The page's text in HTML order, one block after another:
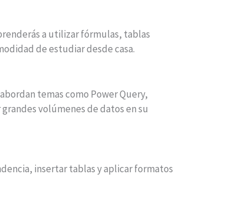
a utilizar fórmulas, tablas
de estudiar desde casa.
temas como Power Query,
volúmenes de datos en su
insertar tablas y aplicar formatos